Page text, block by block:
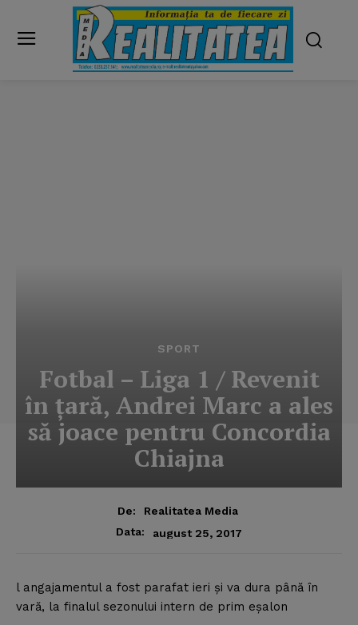
SPORT
Fotbal – Liga 1 / Revenit
în ţară, Andrei Marc a ales
să joace pentru Concordia
Chiajna
De:
Realitatea Media
Data:
august 25, 2017
l angajamentul a fost parafat ieri şi va dura până în
vară, la finalul sezonului intern de prim eşalon